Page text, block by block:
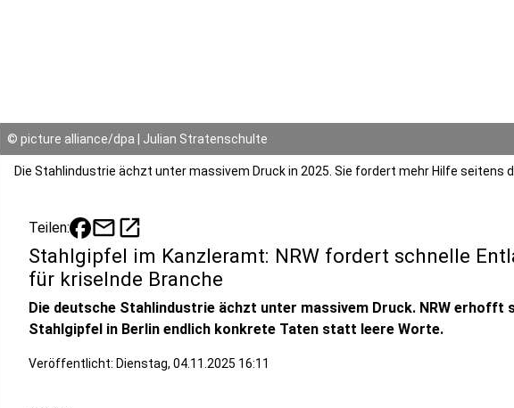
© picture alliance/dpa | Julian Stratenschulte
Die Stahlindustrie ächzt unter massivem Druck in 2025. Sie fordert mehr Hilfe seitens
Teilen: mailopen_in_new
Stahlgipfel im Kanzleramt: NRW fordert schnelle
für kriselnde Branche
Die deutsche Stahlindustrie ächzt unter massivem Druck. NRW erhofft
Stahlgipfel in Berlin endlich konkrete Taten statt leere Worte.
Veröffentlicht: Dienstag, 04.11.2025 16:11